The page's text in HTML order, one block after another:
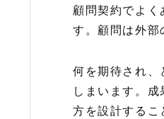
顧問契約でよ
す。顧問は外部
何を期待され
しまいます。
方を設計するこ